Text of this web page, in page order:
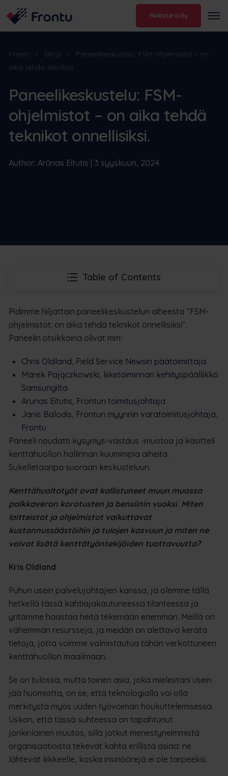
Rekisteröidy
Frontu Blogi
Paneelikeskustelu: FSM-ohjelmistot – on
aika tehdä teknikot...
Paneelikeskustelu: FSM-
ohjelmistot – on aika tehdä
teknikot onnellisiksi.
Author: Arūnas Eitutis | 3 syyskuun, 2024
Table of Contents
Pidimme hiljattain paneelikeskustelun aiheesta “FSM-
ohjelmistot: on aika tehdä teknikot onnellisiksi“.
Paneelin otsikkoina olivat mm:
Chris Oldland, Field Service Newsin päätoimittaja
Marek Pajączkowski, liiketoiminnan kehityspäällikkö
Samsungilta
Arunas Eitutis, Frontun toimitusjohtaja
Janis Balodis, Frontun myynnin varatoimitusjohtaja,
Frontu
Paneeli noudatti kysymys-vastaus -muotoa ja käsitteli
kenttähuollon hallinnan kuumimpia aiheita.
Sukelletaanpa suoraan keskusteluun.
Kenttähuoltotyöt ovat kallistuneet muun muassa
palkkaveron korotusten ja bensiinin vuoksi. Miten
laitteistot ja ohjelmistot vaikuttavat
kustannussäästöihin ja tulojen kasvuun ja miten ne
voivat lisätä kenttätyöntekijöiden tuottavuutta?
Kris Oldland
Puhun usein palvelujohtajien kanssa, ja olemme tällä
hetkellä tässä kahtiajakautuneessa tilanteessa ja
yritämme haastaa heitä tekemään enemmän. Meillä on
vähemmän resursseja, ja meidän on alettava kerätä
tietoja, jotta voimme valmistautua tähän verkottuneen
kenttähuollon maailmaan.
Se on tulossa, mutta toinen asia, joka mielestäni usein
jää huomiotta, on se, että teknologialla voi olla
merkitystä myös uuden työvoiman houkuttelemisessa.
Uskon, että tässä suhteessa on tapahtunut
jonkinlainen muutos, sillä jotkut menestyneimmistä
organisaatioista tekevät kahta erillistä asiaa: ne
lähtevät liikkeelle, koska insinöörejä ei ole tarpeeksi.